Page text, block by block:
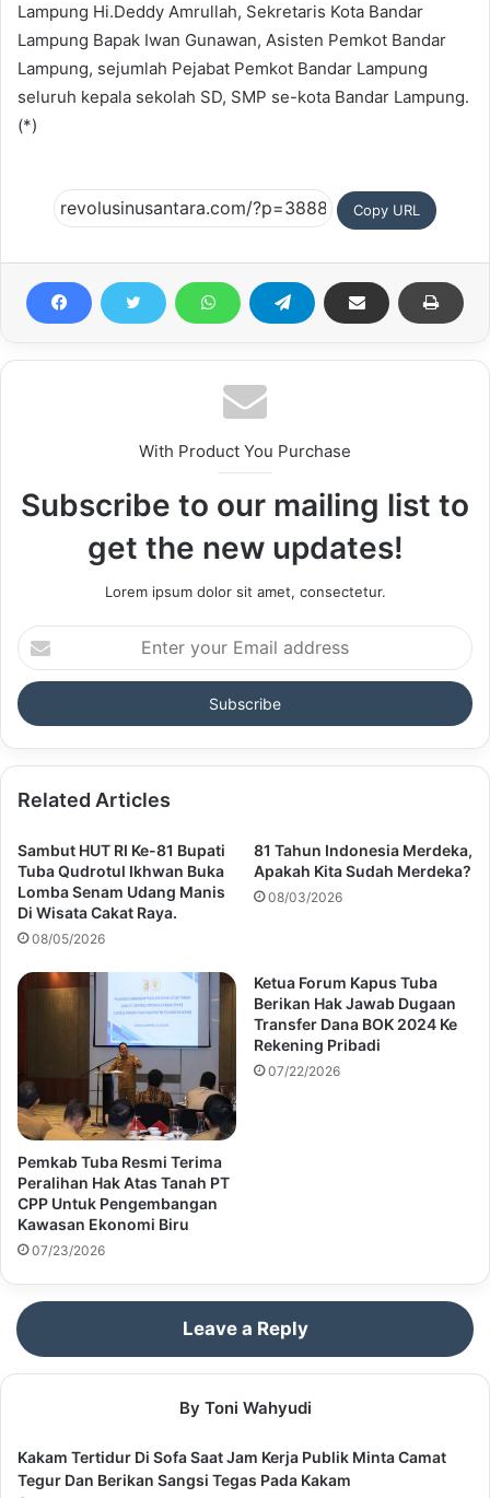
Lampung Hi.Deddy Amrullah, Sekretaris Kota Bandar
Lampung Bapak Iwan Gunawan, Asisten Pemkot Bandar
Lampung, sejumlah Pejabat Pemkot Bandar Lampung
seluruh kepala sekolah SD, SMP se-kota Bandar Lampung.
(*)
Copy URL
With Product You Purchase
Subscribe to our mailing list to
get the new updates!
Lorem ipsum dolor sit amet, consectetur.
Enter
your
Email
address
Related Articles
Sambut HUT RI Ke-81 Bupati
Tuba Qudrotul Ikhwan Buka
Lomba Senam Udang Manis
Di Wisata Cakat Raya.
08/05/2026
81 Tahun Indonesia Merdeka,
Apakah Kita Sudah Merdeka?
08/03/2026
Pemkab Tuba Resmi Terima
Peralihan Hak Atas Tanah PT
CPP Untuk Pengembangan
Kawasan Ekonomi Biru
07/23/2026
Ketua Forum Kapus Tuba
Berikan Hak Jawab Dugaan
Transfer Dana BOK 2024 Ke
Rekening Pribadi
07/22/2026
Leave a Reply
By Toni Wahyudi
Kakam Tertidur Di Sofa Saat Jam Kerja Publik Minta Camat
Tegur Dan Berikan Sangsi Tegas Pada Kakam